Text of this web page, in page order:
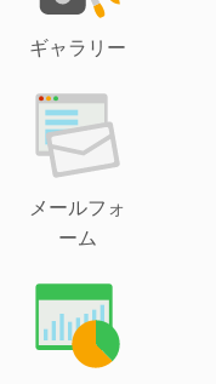
ギャラリー
メールフォ
ーム